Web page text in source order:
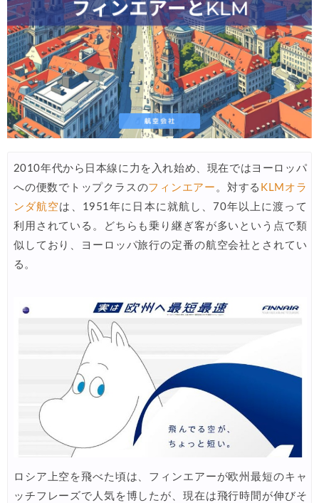
07/30 Trip.com) ホテル 1,500円OFFクーポン
07/30 楽天トラベル) 海外ツアー 最大10,000円OFFクーポン
07/30 Trip.com) 航空券 1,500円OFFクーポン
07/27 Trip.com) NY/ロンドン/タイ ホテル 10%OFFクーポン
07/27 Trip.com) タイ航空券 10%OFFクーポン
07/25 Trip.com) 海外航空券(アジア) 6,900円~
07/24 HIS) アイスランドツアー 最大30,000円OFFクーポン
07/23 Trip.com) 海外航空券 最大2,500円OFFクーポン
JTB) 海外ツアー(20代) 最大28,000円OFFクーポン
JTB) 海外ツアー(10代) 最大28,000円OFFクーポン
エアトリ) 航空券+ホテル 最大30,000円OFFクーポン
エアトリ) 海外航空券 最大10,000円OFFクーポン
Trip.com) ベトナム旅 最大50%OFFセール
楽天トラベル) 海外ツアー 最大30,000円OFFクーポン
Trip.com) ホテル 1,500円OFFクーポン
2010年代から日本線に力を入れ始め、現在ではヨーロッパ
への便数でトップクラスのフィンエアー 。対する KLMオラ
ンダ航空は、1951年に日本に就航し、70年以上に渡って
利用されている。どちらも乗り継ぎ客が多いという点で類
似しており、ヨーロッパ旅行の定番の航空会社とされてい
る。
ロシア上空を飛べた頃は、フィンエアーが欧州最短のキャ
ッチフレーズで人気を博したが、現在は飛行時間が伸びそ